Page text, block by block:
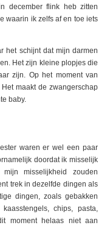
december flink heb zitten
waarin ik zelfs af en toe iets
het schijnt dat mijn darmen
Het zijn kleine plopjes die
zijn. Op het moment van
maakt de zwangerschap
baby.
waren er wel een paar
doordat ik misselijk
misselijkheid zouden
trek in dezelfde dingen als
dingen, zoals gebakken
chips, pasta,
moment helaas niet aan